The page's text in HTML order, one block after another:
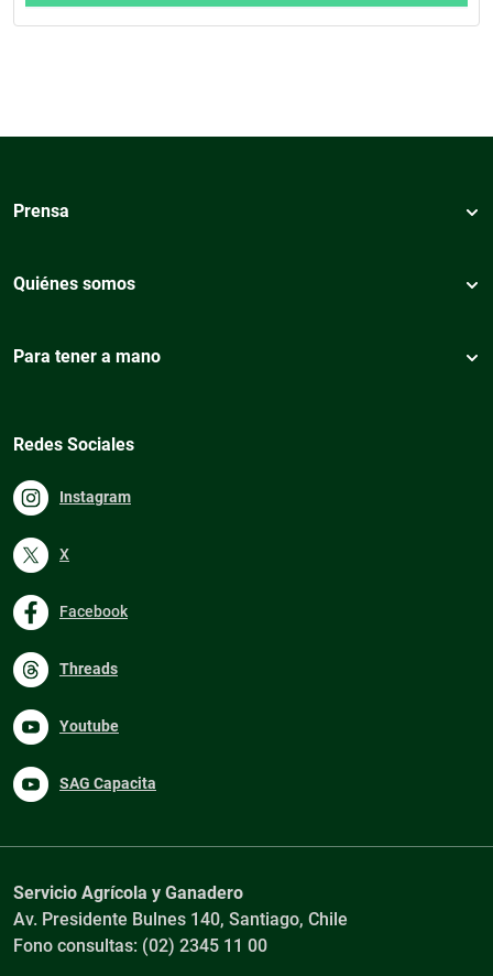
Prensa
Quiénes somos
Para tener a mano
Redes Sociales
Instagram
X
Facebook
Threads
Youtube
SAG Capacita
Servicio Agrícola y Ganadero
Av. Presidente Bulnes 140, Santiago, Chile
Fono consultas: (02) 2345 11 00